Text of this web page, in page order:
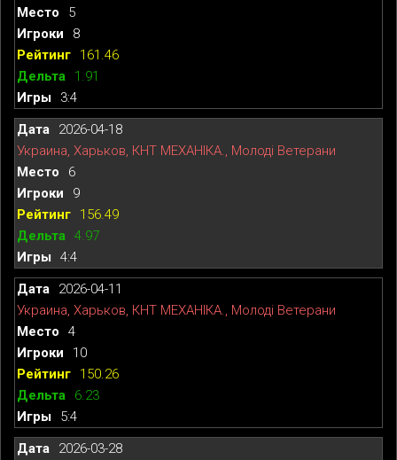
5
8
161.46
1.91
3:4
2026-04-18
Украина, Харьков, КНТ МЕХАНІКА., Молоді Ветерани
6
9
156.49
4.97
4:4
2026-04-11
Украина, Харьков, КНТ МЕХАНІКА., Молоді Ветерани
4
10
150.26
6.23
5:4
2026-03-28